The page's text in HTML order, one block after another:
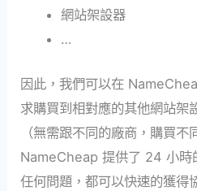
網站架設器
…
因此，我們可以在
求購買到相對應的其他網站架
（無需跟不同的廠商，購買不
NameCheap 提供了 24 小時
任何問題，都可以快速的獲得